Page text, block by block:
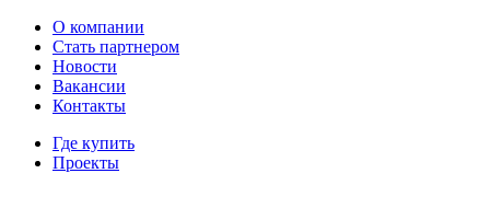
О компании
Стать партнером
Новости
Вакансии
Контакты
Где купить
Проекты